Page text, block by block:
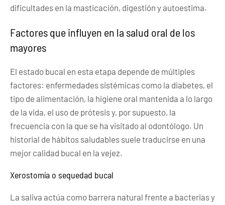
dificultades en la masticación, digestión y autoestima.
Factores que influyen en la salud oral de los
mayores
El estado bucal en esta etapa depende de múltiples
factores: enfermedades sistémicas como la diabetes, el
tipo de alimentación, la higiene oral mantenida a lo largo
de la vida, el uso de prótesis y, por supuesto, la
frecuencia con la que se ha visitado al odontólogo. Un
historial de hábitos saludables suele traducirse en una
mejor calidad bucal en la vejez.
Xerostomía o sequedad bucal
La saliva actúa como barrera natural frente a bacterias y